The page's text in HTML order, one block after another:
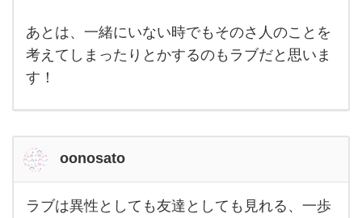
付
き
合
い
し
い
思
う
の
が
違
い
か
あとは、一緒にいない時でもそのさ人のことを
考えてしまったりとかするのもラブだと思いま
す！
oonosato
ラブ
ラブは異性としても友達としても見れる、一歩